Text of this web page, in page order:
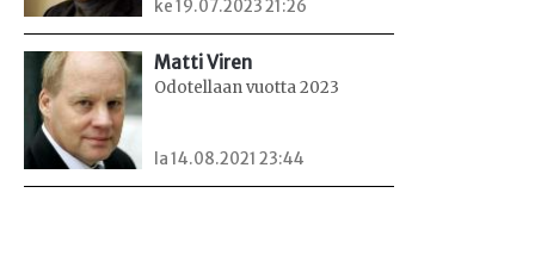
ke 19.07.2023 21:26
Matti Viren
Odotellaan vuotta 2023
la 14.08.2021 23:44